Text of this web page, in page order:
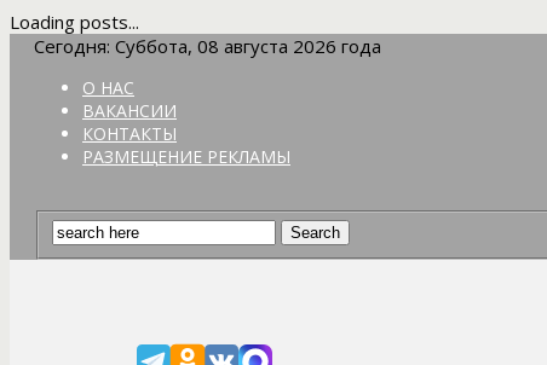
Loading posts...
Сегодня: Суббота, 08 августа 2026 года
О НАС
ВАКАНСИИ
КОНТАКТЫ
РАЗМЕЩЕНИЕ РЕКЛАМЫ